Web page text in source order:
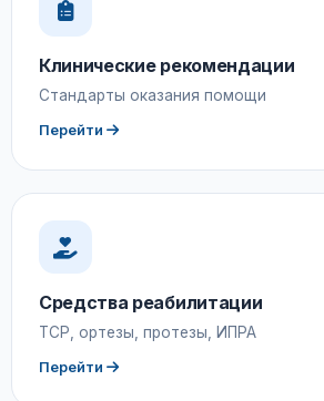
Клинические рекомендации
Стандарты оказания помощи
Перейти
Средства реабилитации
ТСР, ортезы, протезы, ИПРА
Перейти